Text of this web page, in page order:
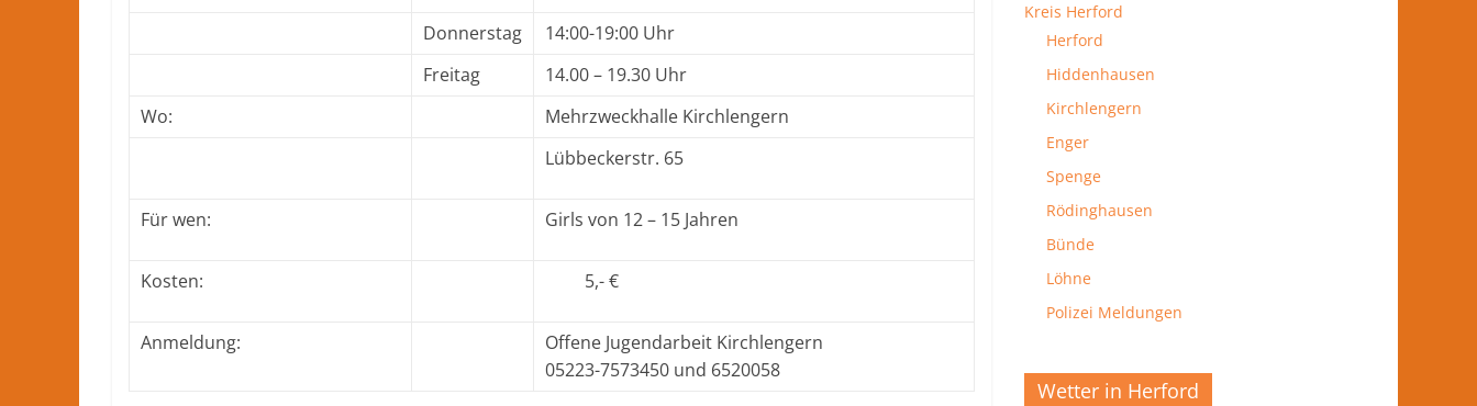
Donnerstag
14:00-19:00 Uhr
Freitag
14.00 – 19.30 Uhr
Wo:
Mehrzweckhalle Kirchlengern
Lübbeckerstr. 65
Für wen: Girls von 12 – 15 Jahren
Kosten: 5,- €
Anmeldung:
Offene Jugendarbeit Kirchlengern
05223-7573450 und 6520058
Kreis Herford
Herford
Hiddenhausen
Kirchlengern
Enger
Spenge
Rödinghausen
Bünde
Löhne
Polizei Meldungen
Wetter in Herford